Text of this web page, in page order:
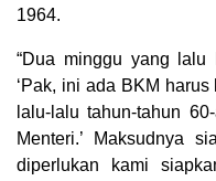
1964.
“Dua minggu yang
‘Pak, ini ada BKM
lalu-lalu tahun-tahun
Menteri.’ Maksudnya
diperlukan kami